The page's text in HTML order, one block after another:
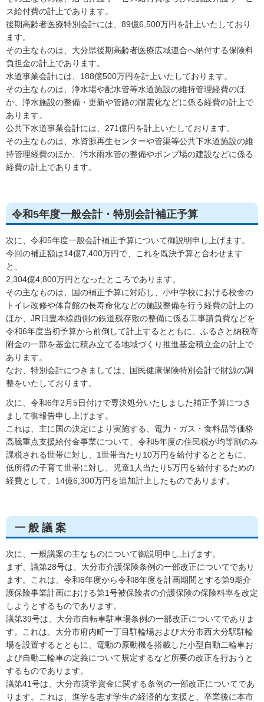
ス給付費の計上であります。
後期高齢者医療特別会計には、89億6,500万円を計上いたしており
ます。
その主なものは、大分県後期高齢者医療広域連合へ納付する保険料
負担金の計上であります。
水道事業会計には、188億500万円を計上いたしております。
その主なものは、浄水場や配水管等水道施設の維持管理経費のほ
か、浄水施設の整備・更新や管路の耐震化などに係る経費の計上で
あります。
公共下水道事業会計には、271億円を計上いたしております。
その主なものは、水資源再生センターや管渠等公共下水道施設の維
持管理経費のほか、汚水雨水管の整備やポンプ場の建設などに係る
経費の計上であります。
令和5年度一般会計・特別会計補正予算
次に、令和5年度一般会計補正予算について御説明申し上げます。
今回の補正額は14億7,400万円で、これを既決予算と合わせます
と、
2,304億4,800万円となったところであります。
その主なものは、国の補正予算に対応し、小中学校における校舎の
トイレ改修や体育館の長寿命化などの施設整備を行う経費の計上の
ほか、JR日豊本線西側の鉄道残存敷の整備に係る工事請負費などを
令和6年度当初予算から前倒して計上するとともに、ふるさと納税寄
附金の一部を基金に積み立てる地域づくり推進基金積立金の計上で
あります。
なお、特別会計につきましては、国民健康保険特別会計で財源の調
整をいたしております。
次に、令和6年2月5日付けで専決処分いたしました補正予算につき
まして御報告申し上げます。
これは、主に国の決定により実施する、電力・ガス・食料品等価格
高騰重点支援給付金事業について、令和5年度の住民税が均等割のみ
課税される世帯に対し、1世帯当たり10万円を給付するとともに、
低所得の子育て世帯に対し、児童1人当たり5万円を給付するための
経費として、14億6,300万円を追加計上したものであります。
一 般 議 案
次に、一般議案の主なものについて御説明申し上げます。
まず、議第28号は、大分市介護保険条例の一部改正についてであり
ます。これは、令和6年度から令和8年度を計画期間とする第9期介
護保険事業計画における第1号被保険者の介護保険の保険料率を改定
しようとするものであります。
議第39号は、大分市自転車駐車場条例の一部改正についてでありま
す。これは、大分市府内町一丁目駐輪場および大分市西大分駅駐輪
場を設置するとともに、電動の原動機を搭載した小型自動二輪車お
よび自動二輪車の定義について規定するなど所要の改正を行おうと
するものであります。
議第41号は、大分市奨学資金に関する条例の一部改正についてであ
ります。これは、進学を志す学生の経済的な支援と、卒業後に本市